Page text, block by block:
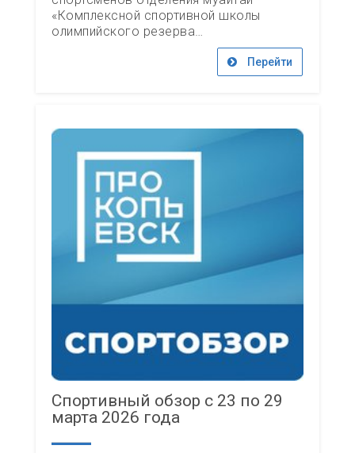
«Комплексной спортивной школы
олимпийского резерва…
Перейти
Спортивный обзор с 23 по 29
марта 2026 года